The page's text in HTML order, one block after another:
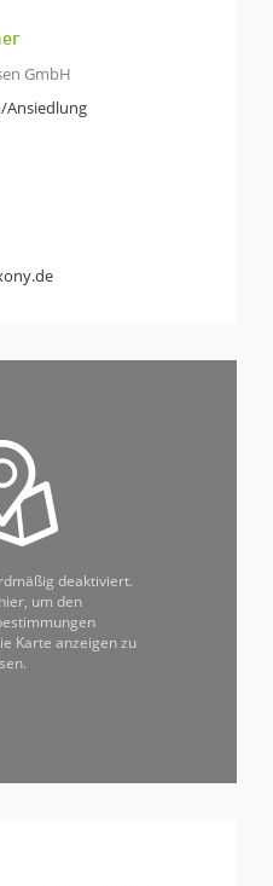
GmbH
Ansiedlung
deaktiviert.
um den
Karte anzeigen zu